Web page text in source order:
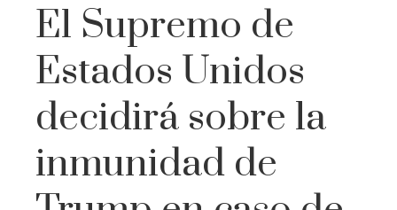
El Supremo de
Estados Unidos
decidirá sobre la
inmunidad de